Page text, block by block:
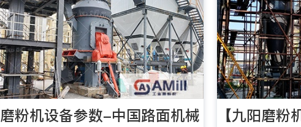
磨粉机设备参数-中国路面机械
【九阳磨